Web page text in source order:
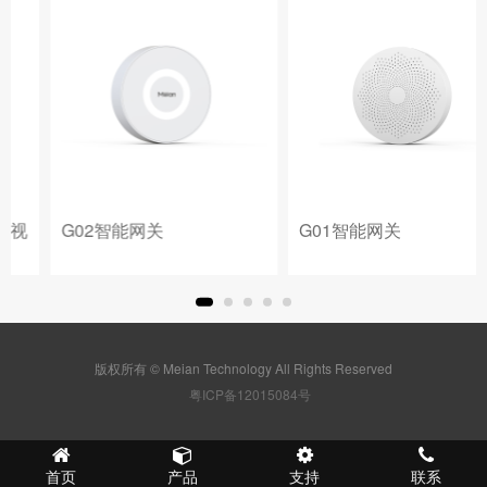
G02智能网关 G01智能网关
版权所有 © Meian Technology All Rights Reserved
粤ICP备12015084号
首页 产品 支持 联系